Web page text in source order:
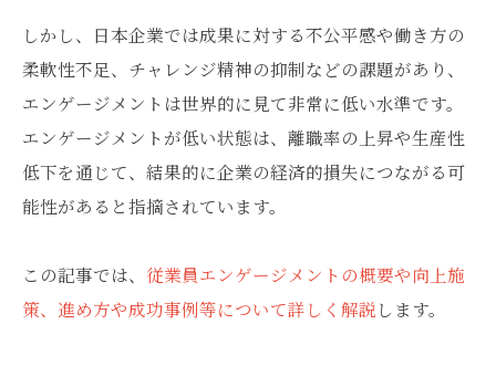
しかし、日本企業では成果に対する不公平感や働き方の
柔軟性不足、チャレンジ精神の抑制などの課題があり、
エンゲージメントは世界的に見て非常に低い水準です。
エンゲージメントが低い状態は、離職率の上昇や生産性
低下を通じて、結果的に企業の経済的損失につながる可
能性があると指摘されています。
この記事では、 従業員エンゲージメントの概要や向上施
策、進め方や成功事例等について詳しく解説します。